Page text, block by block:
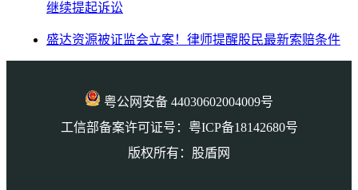
继续提起诉讼
盛达资源被证监会立案！律师提醒股民最新索赔条件
粤公网安备 44030602004009号
工信部备案许可证号：粤ICP备18142680号
版权所有：股盾网